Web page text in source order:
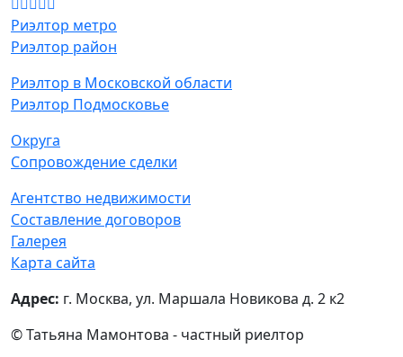
Риэлтор метро
Риэлтор район
Риэлтор в Московской области
Риэлтор Подмосковье
Округа
Сопровождение сделки
Агентство недвижимости
Составление договоров
Галерея
Карта сайта
Адрес: г. Москва, ул. Маршала Новикова д. 2 к2
© Татьяна Мамонтова - частный риелтор